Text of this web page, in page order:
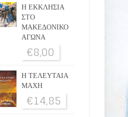
Η ΕΚΚΛΗΣΙΑ
ΣΤΟ
ΜΑΚΕΔΟΝΙΚΟ
ΑΓΩΝΑ
€8,00
Η ΤΕΛΕΥΤΑΙΑ
ΜΑΧΗ
€14,85